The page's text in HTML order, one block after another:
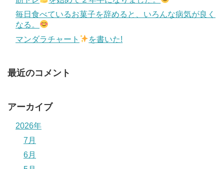
毎日食べているお菓子を辞めると、いろんな病気が良く
なる。
マンダラチャート
を書いた!
最近のコメント
アーカイブ
2026年
7月
6月